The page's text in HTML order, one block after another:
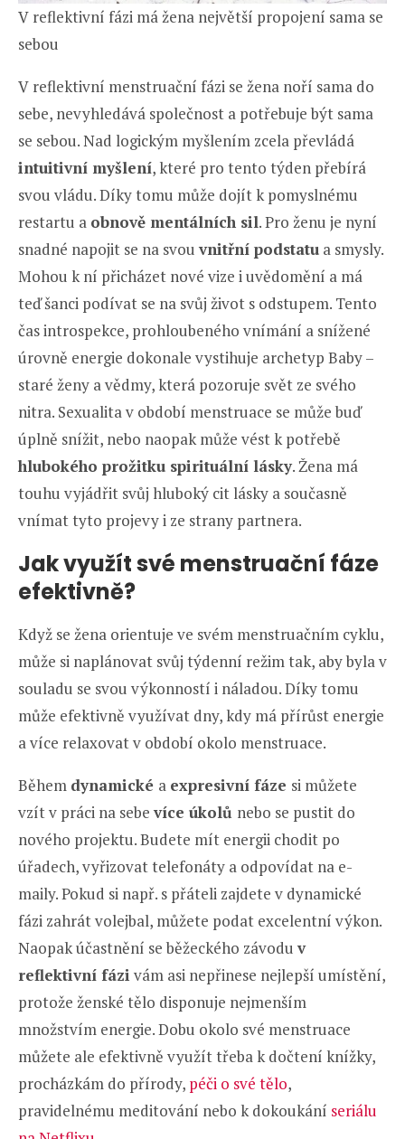
V reflektivní fázi má žena největší propojení sama se
sebou
V reflektivní menstruační fázi se žena noří sama do
sebe, nevyhledává společnost a potřebuje být sama
se sebou. Nad logickým myšlením zcela převládá
intuitivní myšlení, které pro tento týden přebírá
svou vládu. Díky tomu může dojít k pomyslnému
restartu a obnově mentálních sil. Pro ženu je nyní
snadné napojit se na svou vnitřní podstatu a smysly.
Mohou k ní přicházet nové vize i uvědomění a má
teď šanci podívat se na svůj život s odstupem. Tento
čas introspekce, prohloubeného vnímání a snížené
úrovně energie dokonale vystihuje archetyp Baby –
staré ženy a vědmy, která pozoruje svět ze svého
nitra. Sexualita v období menstruace se může buď
úplně snížit, nebo naopak může vést k potřebě
hlubokého prožitku spirituální lásky. Žena má
touhu vyjádřit svůj hluboký cit lásky a současně
vnímat tyto projevy i ze strany partnera.
Jak využít své menstruační fáze
efektivně?
Když se žena orientuje ve svém menstruačním cyklu,
může si naplánovat svůj týdenní režim tak, aby byla v
souladu se svou výkonností i náladou. Díky tomu
může efektivně využívat dny, kdy má přírůst energie
a více relaxovat v období okolo menstruace.
Během dynamické a expresivní fáze si můžete
vzít v práci na sebe více úkolů nebo se pustit do
nového projektu. Budete mít energii chodit po
úřadech, vyřizovat telefonáty a odpovídat na e-
maily. Pokud si např. s přáteli zajdete v dynamické
fázi zahrát volejbal, můžete podat excelentní výkon.
Naopak účastnění se běžeckého závodu v
reflektivní fázi vám asi nepřinese nejlepší umístění,
protože ženské tělo disponuje nejmenším
množstvím energie. Dobu okolo své menstruace
můžete ale efektivně využít třeba k dočtení knížky,
procházkám do přírody, péči o své tělo,
pravidelnému meditování nebo k dokoukání seriálu